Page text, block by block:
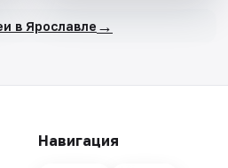
в Ярославле →
Навигация